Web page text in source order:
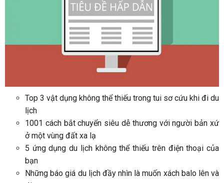
Top 3 vật dụng không thể thiếu trong tui sơ cứu khi đi du
lịch
1001 cách bắt chuyển siêu dễ thương với người bản xứ
ở một vùng đất xa lạ
5 ứng dụng du lịch không thể thiếu trên điện thoại của
bạn
Những báo giá du lịch đầy nhìn là muốn xách balo lên và